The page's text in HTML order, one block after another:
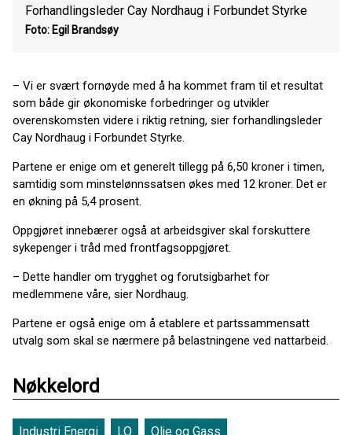
Forhandlingsleder Cay Nordhaug i Forbundet Styrke
Foto: Egil Brandsøy
– Vi er svært fornøyde med å ha kommet fram til et resultat
som både gir økonomiske forbedringer og utvikler
overenskomsten videre i riktig retning, sier forhandlingsleder
Cay Nordhaug i Forbundet Styrke.
Partene er enige om et generelt tillegg på 6,50 kroner i timen,
samtidig som minstelønnssatsen økes med 12 kroner. Det er
en økning på 5,4 prosent.
Oppgjøret innebærer også at arbeidsgiver skal forskuttere
sykepenger i tråd med frontfagsoppgjøret.
– Dette handler om trygghet og forutsigbarhet for
medlemmene våre, sier Nordhaug.
Partene er også enige om å etablere et partssammensatt
utvalg som skal se nærmere på belastningene ved nattarbeid.
Nøkkelord
Industri Energi LO Olje og Gass